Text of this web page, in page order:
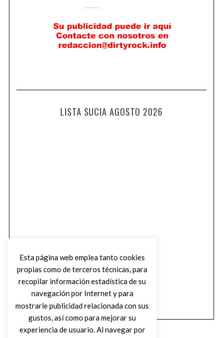
LISTA SUCIA AGOSTO 2026
Esta página web emplea tanto cookies
propias como de terceros técnicas, para
recopilar información estadística de su
navegación por Internet y para
mostrarle publicidad relacionada con sus
gustos, así como para mejorar su
experiencia de usuario. Al navegar por